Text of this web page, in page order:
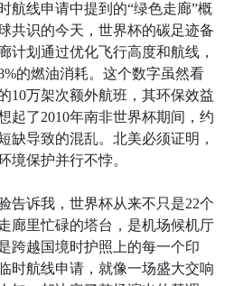
航线申请中提到的“绿色走廊”概
共识的今天，世界杯的碳足迹备
计划通过优化飞行高度和航线，
的燃油消耗。这个数字虽然看
10万架次额外航班，其环保效益
起了2010年南非世界杯期间，约
缺导致的混乱。北美必须证明，
境保护并行不悖。
告诉我，世界杯从来不只是22个
廊里忙碌的塔台，是机场候机厅
跨越国境时护照上的每一个印
时航线申请，就像一场盛大交响